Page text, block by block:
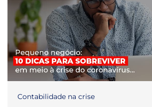
Contabilidade na crise